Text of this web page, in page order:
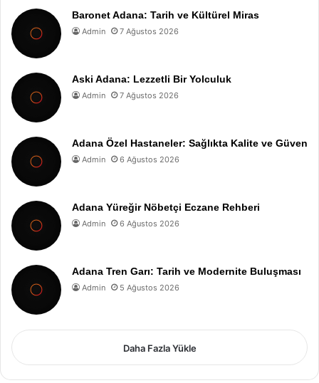
Baronet Adana: Tarih ve Kültürel Miras
Admin 7 Ağustos 2026
Aski Adana: Lezzetli Bir Yolculuk
Admin 7 Ağustos 2026
Adana Özel Hastaneler: Sağlıkta Kalite ve Güven
Admin 6 Ağustos 2026
Adana Yüreğir Nöbetçi Eczane Rehberi
Admin 6 Ağustos 2026
Adana Tren Garı: Tarih ve Modernite Buluşması
Admin 5 Ağustos 2026
Daha Fazla Yükle